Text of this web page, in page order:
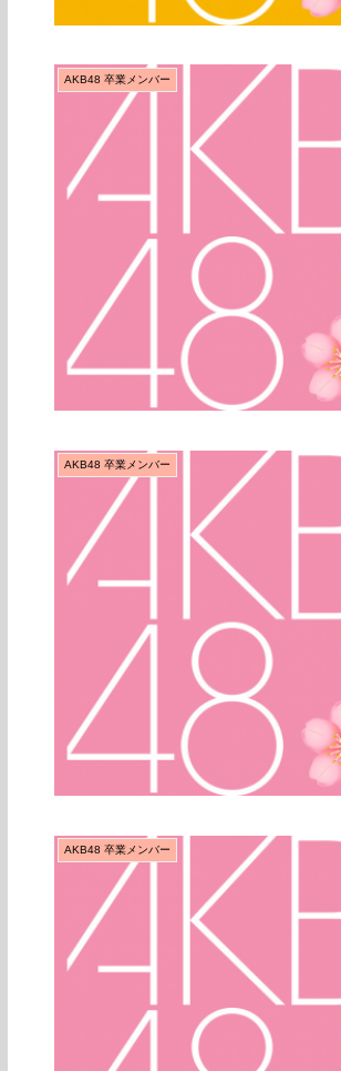
AKB48 卒業メンバー
AKB48 卒業メンバー
AKB48 卒業メンバー